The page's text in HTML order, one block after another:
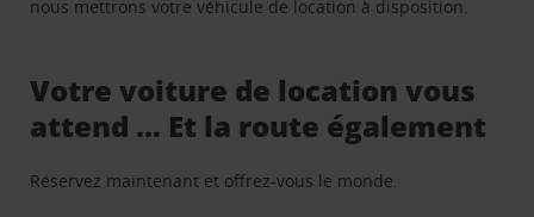
nous mettrons votre véhicule de location à disposition.
Votre voiture de location vous
attend … Et la route également
Réservez maintenant et offrez-vous le monde.